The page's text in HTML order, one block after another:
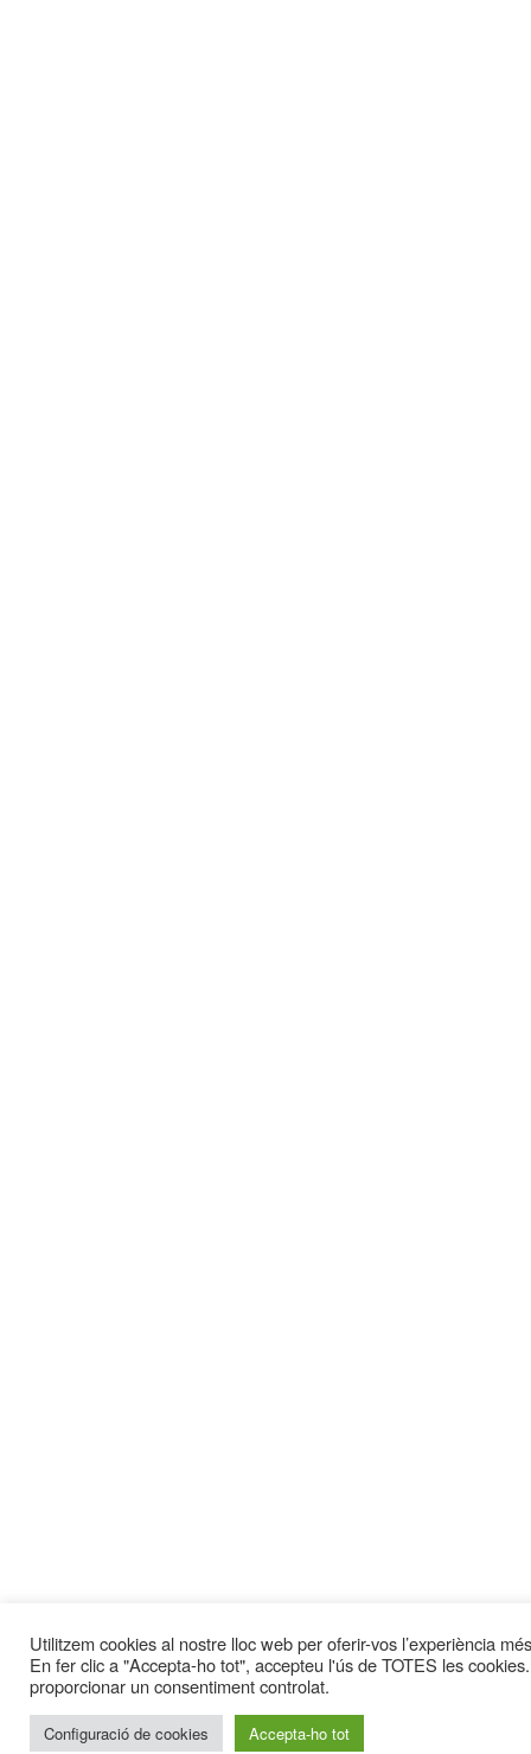
Utilitzem cookies al nostre lloc web per oferir-vos l’experiència
En fer clic a "Accepta-ho tot", accepteu l'ús de TOTES les
proporcionar un consentiment controlat.
Configuració de cookies Accepta-ho tot